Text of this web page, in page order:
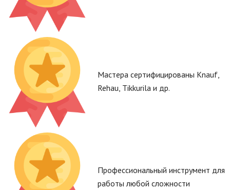
Мастера сертифицированы Knauf,
Rehau, Tikkurila и др.
Профессиональный инструмент для
работы любой сложности